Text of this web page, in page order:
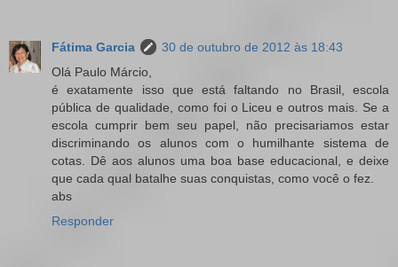
Fátima Garcia
30 de outubro de 2012 às 18:43
Olá Paulo Márcio,
é exatamente isso que está faltando no Brasil, escola
pública de qualidade, como foi o Liceu e outros mais. Se a
escola cumprir bem seu papel, não precisariamos estar
discriminando os alunos com o humilhante sistema de
cotas. Dê aos alunos uma boa base educacional, e deixe
que cada qual batalhe suas conquistas, como você o fez.
abs
Responder